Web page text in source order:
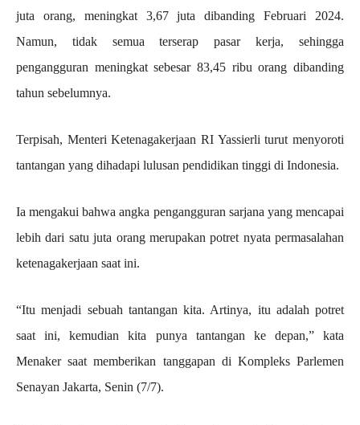
juta orang, meningkat 3,67 juta dibanding Februari 2024.
Namun, tidak semua terserap pasar kerja, sehingga
pengangguran meningkat sebesar 83,45 ribu orang dibanding
tahun sebelumnya.
Terpisah, Menteri Ketenagakerjaan RI Yassierli turut menyoroti
tantangan yang dihadapi lulusan pendidikan tinggi di Indonesia.
Ia mengakui bahwa angka pengangguran sarjana yang mencapai
lebih dari satu juta orang merupakan potret nyata permasalahan
ketenagakerjaan saat ini.
“Itu menjadi sebuah tantangan kita. Artinya, itu adalah potret
saat ini, kemudian kita punya tantangan ke depan,” kata
Menaker saat memberikan tanggapan di Kompleks Parlemen
Senayan Jakarta, Senin (7/7).